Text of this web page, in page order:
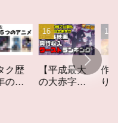
【平成最大
の大赤字】
作家性の
りかす「